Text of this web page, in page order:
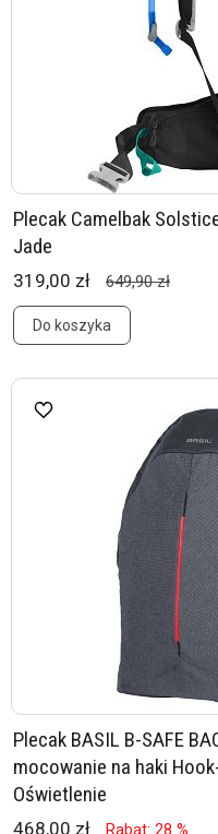
Plecak Camelbak
Jade
319,00 zł 649,90 zł
Do koszyka
Plecak BASIL B-SAFE
mocowanie na haki
Oświetlenie
468,00 zł Rabat: 28 %